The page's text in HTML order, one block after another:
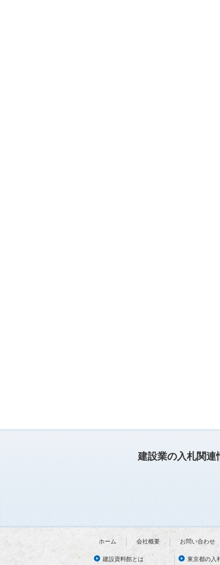
建設業の入札関連
ホーム 会社概要 お問い合わせ
建設資料館とは 東京都の入